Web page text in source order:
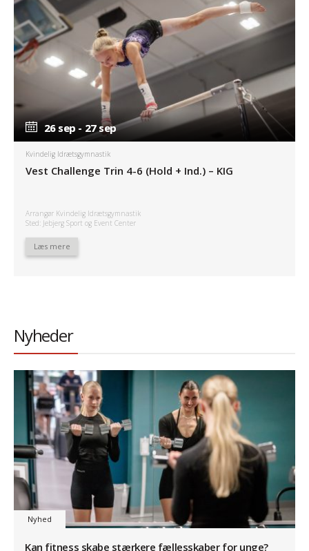
26 sep - 27 sep
26 sep - 27 sep
Kvindelig Idrætsgymnastik
Vest Challenge Trin 4-6 (Hold + Ind.) – KIG
Arrangør Kvindelig Idrætsgymnastik
Sted: Jebjerg Sport og Event Center
Læs mere
Nyheder
Nyhed
Kan fitness skabe stærkere fællesskaber for unge?